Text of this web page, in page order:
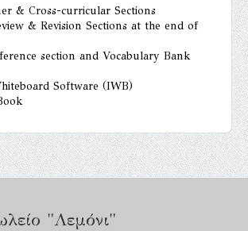
& Cross-curricular Sections
& Revision Sections at the end of
section and Vocabulary Bank
Software (IWB)
"Λεμόνι"